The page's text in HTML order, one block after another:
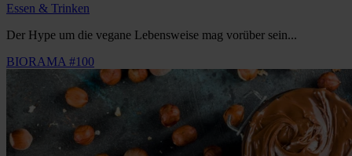
Essen & Trinken
Der Hype um die vegane Lebensweise mag vorüber sein...
BIORAMA #100